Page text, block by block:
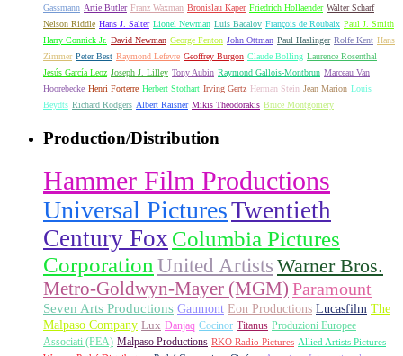
Gassmann Artie Butler Franz Waxman Bronislau Kaper Friedrich Hollaender Walter Scharf
Nelson Riddle Hans J. Salter Lionel Newman Luis Bacalov François de Roubaix Paul J. Smith
Harry Connick Jr. David Newman George Fenton John Ottman Paul Haslinger Rolfe Kent Hans
Zimmer Peter Best Raymond Lefevre Geoffrey Burgon Claude Bolling Laurence Rosenthal
Jesús García Leoz Joseph J. Lilley Tony Aubin Raymond Gallois-Montbrun Marceau Van
Hoorebecke Henri Forterre Herbert Stothart Irving Gertz Herman Stein Jean Marion Louis
Beydts Richard Rodgers Albert Raisner Mikis Theodorakis Bruce Montgomery
Production/Distribution
Hammer Film Productions
Universal PicturesTwentieth
Century Fox Columbia Pictures
Corporation United Artists Warner Bros.
Metro-Goldwyn-Mayer (MGM) Paramount
Seven Arts Productions Gaumont Eon Productions Lucasfilm The
Malpaso Company Lux Danjaq Cocinor Titanus Produzioni Europee
Associati (PEA) Malpaso Productions RKO Radio Pictures Allied Artists Pictures